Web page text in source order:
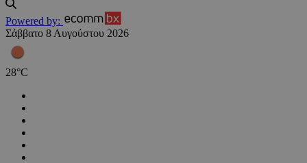
Powered by:
Σάββατο 8 Αυγούστου 2026
28°C